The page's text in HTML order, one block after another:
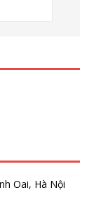
Oai, Hà Nội